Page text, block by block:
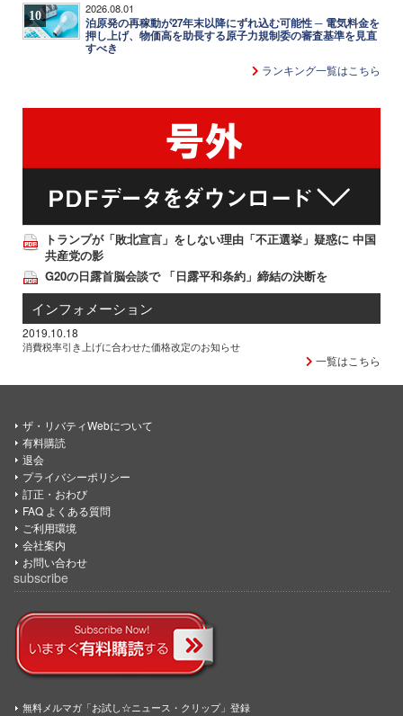
10 2026.08.01
泊原発の再稼動が27年末以降にずれ込む可能性 ─ 電気料金を
押し上げ、物価高を助長する原子力規制委の審査基準を見直
すべき
ランキング一覧はこちら
トランプが「敗北宣言」をしない理由「不正選挙」疑惑に 中国
共産党の影
G20の日露首脳会談で 「日露平和条約」締結の決断を
インフォメーション
2019.10.18
消費税率引き上げに合わせた価格改定のお知らせ
一覧はこちら
ザ・リバティWebについて
有料購読
退会
プライバシーポリシー
訂正・おわび
FAQ よくある質問
ご利用環境
会社案内
お問い合わせ
subscribe
無料メルマガ「お試し☆ニュース・クリップ」登録